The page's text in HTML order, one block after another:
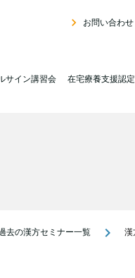
navigate_next お問い合わせ
サイン講習会 在宅療養支援認
去の漢方セミナー一覧 navigate_next 漢